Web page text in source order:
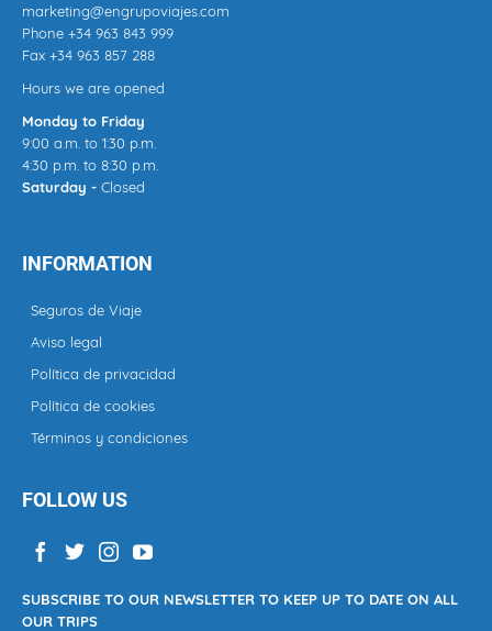
marketing@engrupoviajes.com
Phone +34 963 843 999
Fax +34 963 857 288
Hours we are opened
Monday to Friday
9:00 a.m. to 1:30 p.m.
4:30 p.m. to 8:30 p.m.
Saturday - Closed
INFORMATION
Seguros de Viaje
Aviso legal
Política de privacidad
Política de cookies
Términos y condiciones
FOLLOW US
SUBSCRIBE TO OUR NEWSLETTER TO KEEP UP TO DATE ON ALL
OUR TRIPS